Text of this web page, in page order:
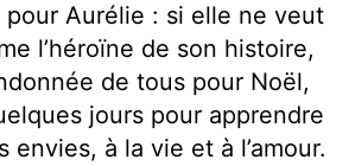
pour Aurélie : si elle ne veut
l’héroïne de son histoire,
de tous pour Noël,
jours pour apprendre
envies, à la vie et à l’amour.